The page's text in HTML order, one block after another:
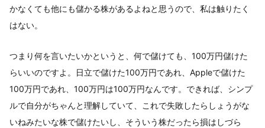
かなくても他にも儲かる株があるよねと思うので、私は触りたく
はない。
つまり何を言いたいかというと、何で儲けても、100万円儲けた
らいいのですよ。日立で儲けた100万円であれ、Appleで儲けた
100万円であれ、100万円は100万円なんです。できれば、シンプ
ルで自分がちゃんと理解していて、これで失敗したらしょうがな
いねみたいな株で儲けたいし、そういう株だったら損はしづら